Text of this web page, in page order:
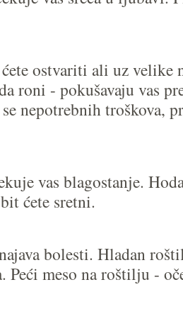
ostvariti ali uz velike
roni - pokušavaju vas
nepotrebnih troškova,
vas blagostanje.
ćete sretni.
bolesti. Hladan
Peći meso na roštilju -